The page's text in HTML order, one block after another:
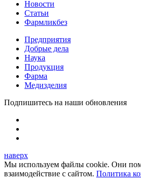
Новости
Статьи
Фармликбез
Предприятия
Добрые дела
Наука
Продукция
Фарма
Медизделия
Подпишитесь на наши обновления
наверх
Мы используем файлы cookie. Они
взаимодействие с сайтом. Политика